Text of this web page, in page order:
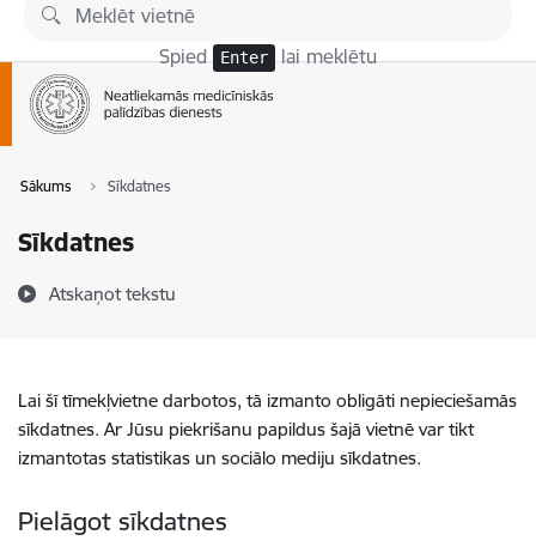
Pāriet uz lapas saturu
Spied Enter lai meklētu
Sākums Sīkdatnes
Sīkdatnes
Atskaņot tekstu
Lai šī tīmekļvietne darbotos, tā izmanto obligāti nepieciešamās
sīkdatnes. Ar Jūsu piekrišanu papildus šajā vietnē var tikt
izmantotas statistikas un sociālo mediju sīkdatnes.
Pielāgot sīkdatnes